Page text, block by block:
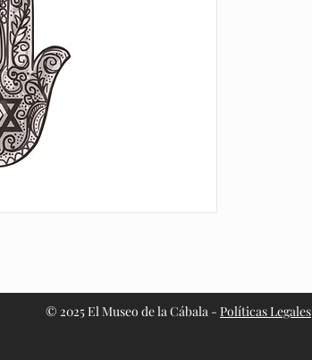
© 2025 El Museo de la Cábala - Políticas Legales